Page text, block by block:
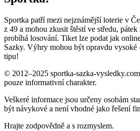
Sportka patří mezi nejznámější loterie v
z 49 a mohou zkusit štěstí ve středu,
probíhá losování. Tiket lze podat jak
Sazky. Výhry mohou být opravdu vysoké
tipu!
© 2012–2025 sportka-sazka-
pouze informativní charakter.
Veškeré informace jsou určeny osobám
být návykové a není vhodné jako řešení
Hrajte zodpovědně a s rozmyslem.